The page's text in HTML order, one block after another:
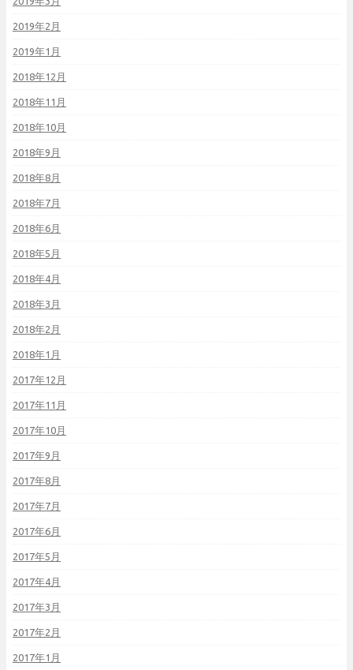
2019年2月
2019年1月
2018年12月
2018年11月
2018年10月
2018年9月
2018年8月
2018年7月
2018年6月
2018年5月
2018年4月
2018年3月
2018年2月
2018年1月
2017年12月
2017年11月
2017年10月
2017年9月
2017年8月
2017年7月
2017年6月
2017年5月
2017年4月
2017年3月
2017年2月
2017年1月